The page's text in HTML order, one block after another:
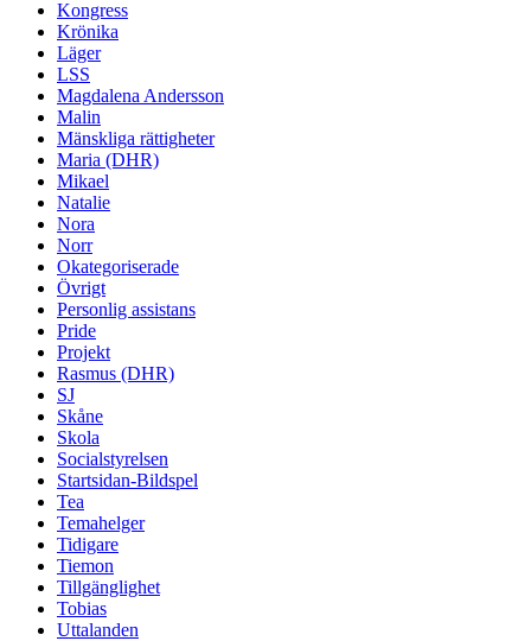
Kongress
Krönika
Läger
LSS
Magdalena Andersson
Malin
Mänskliga rättigheter
Maria (DHR)
Mikael
Natalie
Nora
Norr
Okategoriserade
Övrigt
Personlig assistans
Pride
Projekt
Rasmus (DHR)
SJ
Skåne
Skola
Socialstyrelsen
Startsidan-Bildspel
Tea
Temahelger
Tidigare
Tiemon
Tillgänglighet
Tobias
Uttalanden